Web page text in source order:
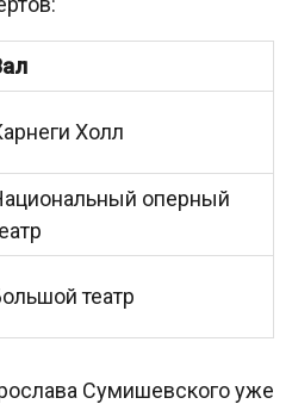
Холл
оперный
театр
Сумишевского уже